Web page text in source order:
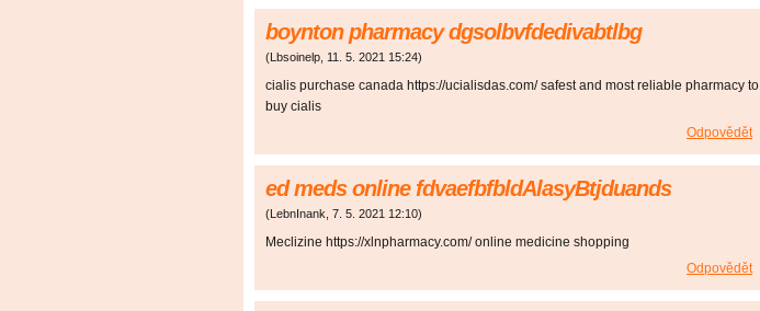
boynton pharmacy dgsolbvfdedivabtlbg
(Lbsoinelp 11. 5. 2021 15:24)
cialis purchase canada https://ucialisdas.com/ safest and most reliable pharmacy to
buy cialis
Odpovědět
ed meds online fdvaefbfbldAlasyBtjduands
(LebnInank 7. 5. 2021 12:10)
Meclizine https://xlnpharmacy.com/ online medicine shopping
Odpovědět